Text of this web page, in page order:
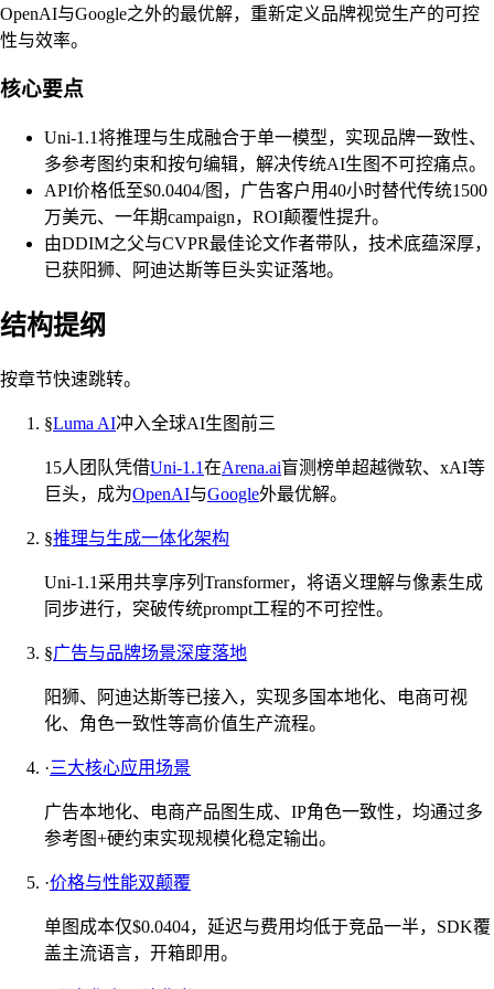
OpenAI与Google之外的最优解，重新定义品牌视觉生产的可控
性与效率。
核心要点
Uni-1.1将推理与生成融合于单一模型，实现品牌一致性、
多参考图约束和按句编辑，解决传统AI生图不可控痛点。
API价格低至$0.0404/图，广告客户用40小时替代传统1500
万美元、一年期campaign，ROI颠覆性提升。
由DDIM之父与CVPR最佳论文作者带队，技术底蕴深厚，
已获阳狮、阿迪达斯等巨头实证落地。
结构提纲
按章节快速跳转。
§Luma AI冲入全球AI生图前三
15人团队凭借Uni-1.1在Arena.ai盲测榜单超越微软、xAI等
巨头，成为OpenAI与Google外最优解。
§推理与生成一体化架构
Uni-1.1采用共享序列Transformer，将语义理解与像素生成
同步进行，突破传统prompt工程的不可控性。
§广告与品牌场景深度落地
阳狮、阿迪达斯等已接入，实现多国本地化、电商可视
化、角色一致性等高价值生产流程。
·三大核心应用场景
广告本地化、电商产品图生成、IP角色一致性，均通过多
参考图+硬约束实现规模化稳定输出。
·价格与性能双颠覆
单图成本仅$0.0404，延迟与费用均低于竞品一半，SDK覆
盖主流语言，开箱即用。